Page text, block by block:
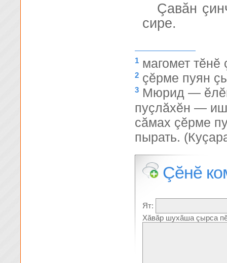
Çавăн
сире.
1 магомет тĕнĕ
2 çĕрме пуян
3 Мюрид —
пуçлăхĕн —
сăмах çĕрме
пырать.
Çĕнĕ
Ят:
Хăвăр шухăша çырса